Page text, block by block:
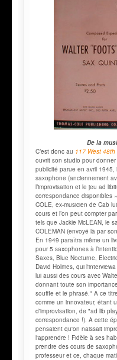
De la
C’est donc au 117 West 48th
ouvrit son studio pour
publicité parue en avril
saxophone (anciennement
l’improvisation et le jeu ad
correspondance disponibles
COLE, ex-musicien de Cab
cours et l’on peut compter
tels que Jackie McLEAN, le
COLEMAN (envoyé là par
En 1949 paraîtra même un
pour 5 saxophones à
Saxes, Blue Nocturne,
David Holmes, qui
lui aussi des cours avec
donnant toute son
souffle et le phrasé." A ce
comme un innovateur, étant
d'improvisation, de "ad lib
correspondance !). A cette
pensaient qu'on naissait
l'apprendre ! Fidèle à ses
prendre des cours de
professeur et ce, chaque